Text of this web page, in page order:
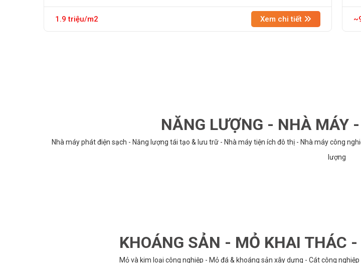
1.9 triệu/m2 Xem chi tiết
NĂNG LƯỢNG - NHÀ MÁY
Nhà máy phát điện sạch - Năng lượng tái tạo & lưu trữ - Nhà máy tiện ích đô thị - Nhà máy công
lượng
KHOÁNG SẢN - MỎ KHAI THÁC
Mỏ và kim loại công nghiệp - Mỏ đá & khoáng sản xây dựng - Cát công